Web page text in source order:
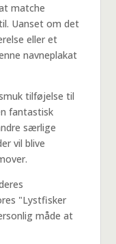
matche
Uanset om det
eller et
navneplakat
tilføjelse til
fantastisk
særlige
vil blive
"Lystfisker
måde at